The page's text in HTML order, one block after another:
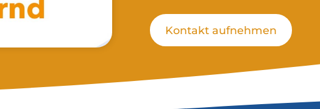
Kontakt aufnehmen